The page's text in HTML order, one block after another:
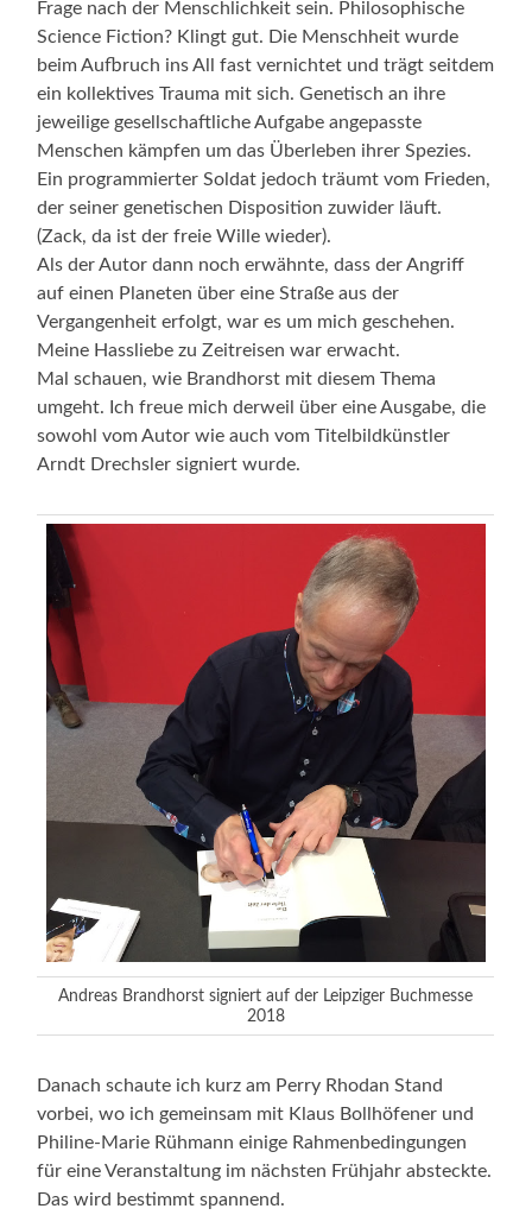
Frage nach der Menschlichkeit sein. Philosophische
Science Fiction? Klingt gut. Die Menschheit wurde
beim Aufbruch ins All fast vernichtet und trägt seitdem
ein kollektives Trauma mit sich. Genetisch an ihre
jeweilige gesellschaftliche Aufgabe angepasste
Menschen kämpfen um das Überleben ihrer Spezies.
Ein programmierter Soldat jedoch träumt vom Frieden,
der seiner genetischen Disposition zuwider läuft.
(Zack, da ist der freie Wille wieder).
Als der Autor dann noch erwähnte, dass der Angriff
auf einen Planeten über eine Straße aus der
Vergangenheit erfolgt, war es um mich geschehen.
Meine Hassliebe zu Zeitreisen war erwacht.
Mal schauen, wie Brandhorst mit diesem Thema
umgeht. Ich freue mich derweil über eine Ausgabe, die
sowohl vom Autor wie auch vom Titelbildkünstler
Arndt Drechsler signiert wurde.
Andreas Brandhorst signiert auf der Leipziger Buchmesse
2018
Danach schaute ich kurz am Perry Rhodan Stand
vorbei, wo ich gemeinsam mit Klaus Bollhöfener und
Philine-Marie Rühmann einige Rahmenbedingungen
für eine Veranstaltung im nächsten Frühjahr absteckte.
Das wird bestimmt spannend.